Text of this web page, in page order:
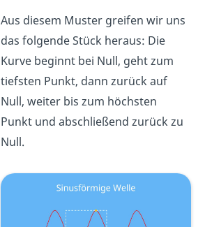
Aus diesem Muster greifen wir uns
das folgende Stück heraus: Die
Kurve beginnt bei Null, geht zum
tiefsten Punkt, dann zurück auf
Null, weiter bis zum höchsten
Punkt und abschließend zurück zu
Null.